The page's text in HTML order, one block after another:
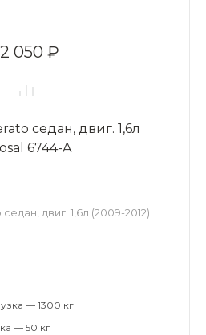
050 ₽
седан, двиг. 1,6л
6744-A
двиг. 1,6л (2009-2012)
— 1300 кг
— 50 кг